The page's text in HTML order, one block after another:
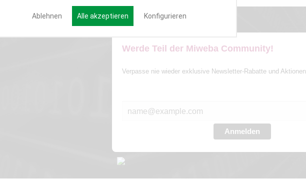
Werde Teil der Miweba Community!
Verpasse nie wieder exklusive Newsletter-Rabatte und Aktionen
Anmelden
Ablehnen Alle akzeptieren Konfigurieren